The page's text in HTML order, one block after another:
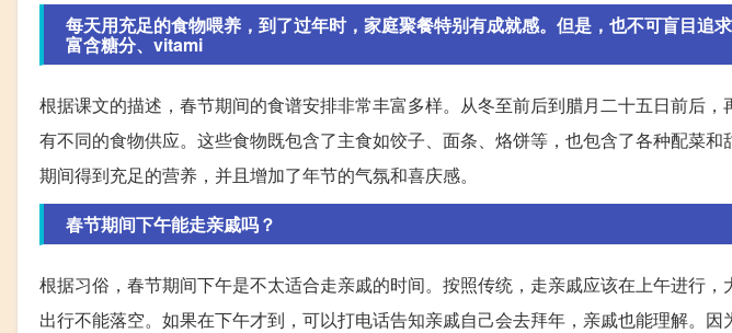
每天用充足的食物喂养，到了过年时，家庭聚餐特别有成就感。但是，也不可盲目追
富含糖分、vitami
根据课文的描述，春节期间的食谱安排非常丰富多样。从冬至前后到腊月二十五日前后
有不同的食物供应。这些食物既包含了主食如饺子、面条、烙饼等，也包含了各种配菜
期间得到充足的营养，并且增加了年节的气氛和喜庆感。
春节期间下午能走亲戚吗？
根据习俗，春节期间下午是不太适合走亲戚的时间。按照传统，走亲戚应该在上午进行
出行不能落空。如果在下午才到，可以打电话告知亲戚自己会去拜年，亲戚也能理解。因